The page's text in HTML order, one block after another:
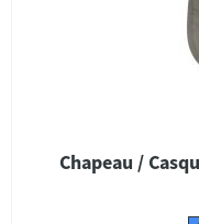
Chapeau /